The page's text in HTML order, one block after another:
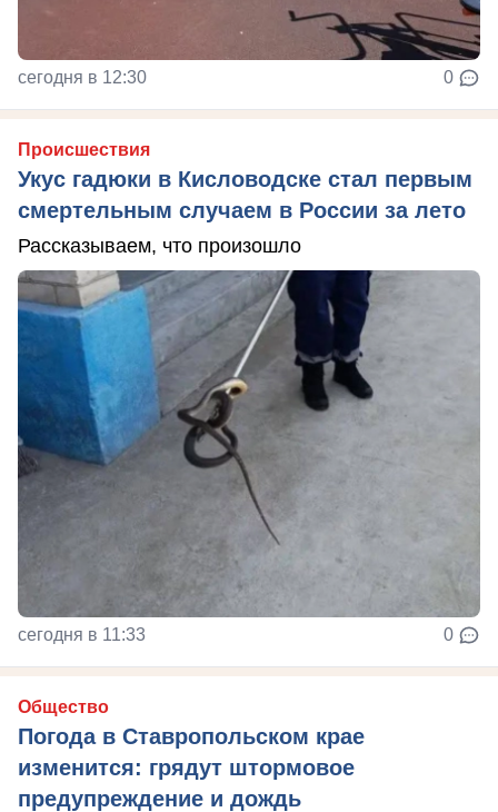
сегодня в 12:30 0
Происшествия
Укус гадюки в Кисловодске стал первым
смертельным случаем в России за лето
Рассказываем, что произошло
сегодня в 11:33 0
Общество
Погода в Ставропольском крае
изменится: грядут штормовое
предупреждение и дождь